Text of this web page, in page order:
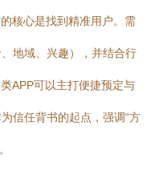
核心是找到精准用户。需
地域、兴趣），并结合行
APP可以主打便捷预定与
信任背书的起点，强调“方